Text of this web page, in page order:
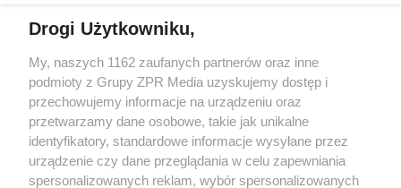
Żaden utwór zamieszczony w serwisie nie może być powielany i
rozpowszechniany lub dalej rozpowszechniany w jakikolwiek sposób (w
tym także elektroniczny lub mechaniczny) na jakimkolwiek polu
eksploatacji w jakiejkolwiek formie, włącznie z umieszczaniem w Internecie
bez pisemnej zgody właściciela praw. Jakiekolwiek użycie lub
wykorzystanie utworów w całości lub w części z naruszeniem prawa, tzn.
bez właściwej zgody, jest zabronione pod groźbą kary i może być ścigane
prawnie.
Drogi Użytkowniku,
My, naszych 1162 zaufanych partnerów oraz inne
podmioty z Grupy ZPR Media uzyskujemy dostęp i
przechowujemy informacje na urządzeniu oraz
przetwarzamy dane osobowe, takie jak unikalne
identyfikatory, standardowe informacje wysyłane przez
urządzenie czy dane przeglądania w celu zapewniania
spersonalizowanych reklam, wybór spersonalizowanych